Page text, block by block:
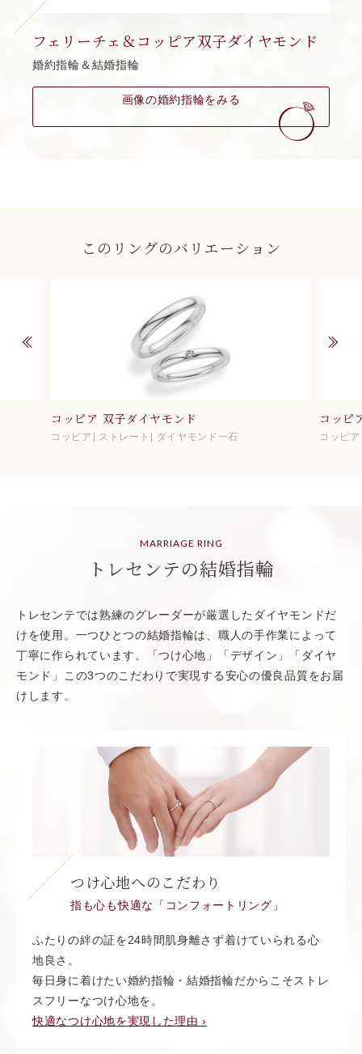
フェリーチェ＆コッピア双子ダイヤモンド
婚約指輪＆結婚指輪
画像の婚約指輪をみる
このリングのバリエーション
コッピア 双子ダイヤモンド
コッピア ストレート ダイヤモンド一石
コッピ
コッピア
MARRIAGE RING
トレセンテの結婚指輪
トレセンテでは熟練のグレーダーが厳選したダイヤモンドだ
けを使用。一つひとつの結婚指輪は、職人の手作業によって
丁寧に作られています。「つけ心地」「デザイン」「ダイヤ
モンド」この3つのこだわりで実現する安心の優良品質をお届
けします。
つけ心地へのこだわり
指も心も快適な「コンフォートリング」
ふたりの絆の証を24時間肌身離さず着けていられる心
地良さ。
毎日身に着けたい婚約指輪・結婚指輪だからこそストレ
スフリーなつけ心地を。
快適なつけ心地を実現した理由 ›